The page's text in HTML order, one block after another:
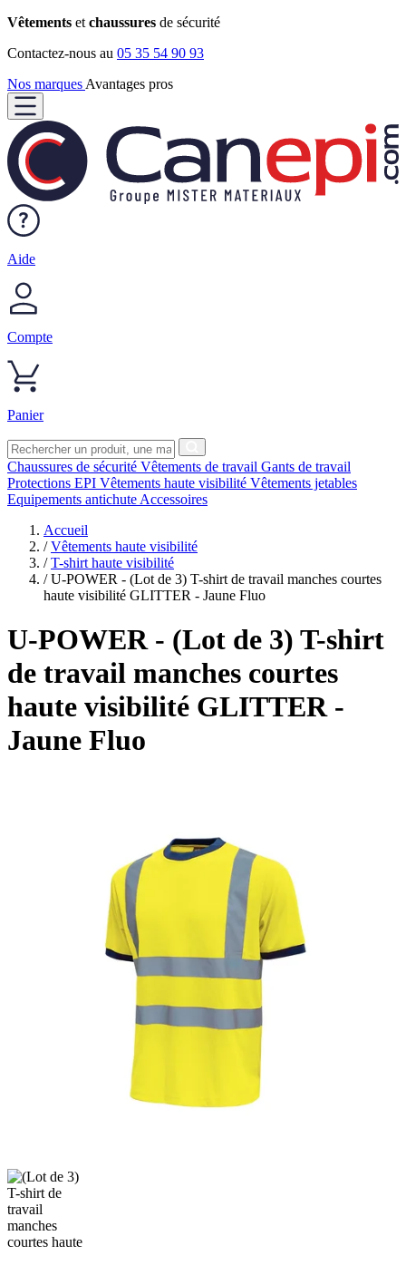
Vêtements et chaussures de sécurité
Contactez-nous au 05 35 54 90 93
Nos marques Avantages pros
Aide
Compte
Panier
Chaussures de sécurité Vêtements de travail Gants de travail
Protections EPI Vêtements haute visibilité Vêtements jetables
Equipements antichute Accessoires
Accueil
/ Vêtements haute visibilité
/ T-shirt haute visibilité
/ U-POWER - (Lot de 3) T-shirt de travail manches courtes
haute visibilité GLITTER - Jaune Fluo
U-POWER - (Lot de 3) T-shirt
de travail manches courtes
haute visibilité GLITTER -
Jaune Fluo